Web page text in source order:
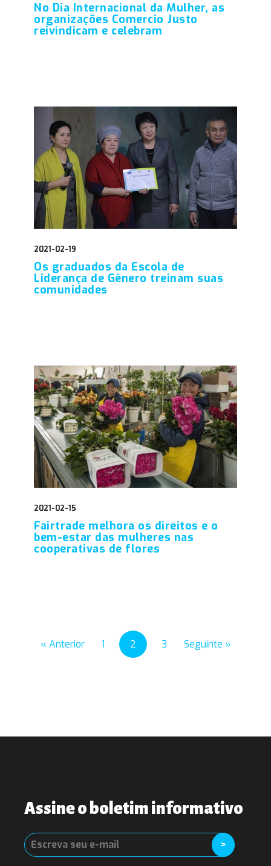
No Dia Internacional da Mulher, as
organizações Comercio Justo
reivindicam e celebram
2021-02-19
Os graduados da Escola de
Liderança de Gênero treinam suas
comunidades
2021-02-15
Fairtrade melhora os direitos e o
bem-estar das mulheres nas
cooperativas de flores
« Anterior 1 2 3 Seguinte »
Assine o boletim informativo